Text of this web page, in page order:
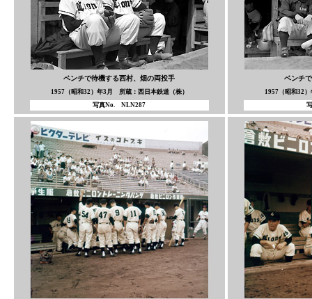
ベンチで待機する西村、畑の両投手
1957（昭和32）年3月 所蔵：西日本鉄道（株）
写真No. NLN287
ベンチ
1957（昭和32